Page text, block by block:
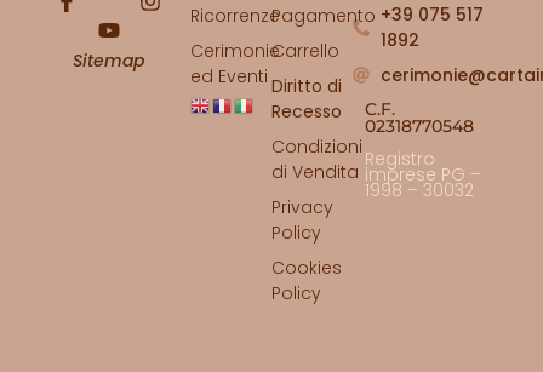
Sitemap
+39 075 517
1892
C.F.
02318770548
Registro
imprese PG –
1998 – 30032
Pagamento
Carrello
Diritto di
Recesso
Condizioni
di Vendita
Privacy
Policy
Cookies
Policy
Ricorrenze
Cerimonie
ed Eventi